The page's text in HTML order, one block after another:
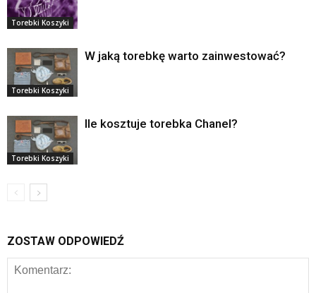
Torebki Koszyki
Torebki Koszyki
W jaką torebkę warto zainwestować?
Torebki Koszyki
Ile kosztuje torebka Chanel?
ZOSTAW ODPOWIEDŹ